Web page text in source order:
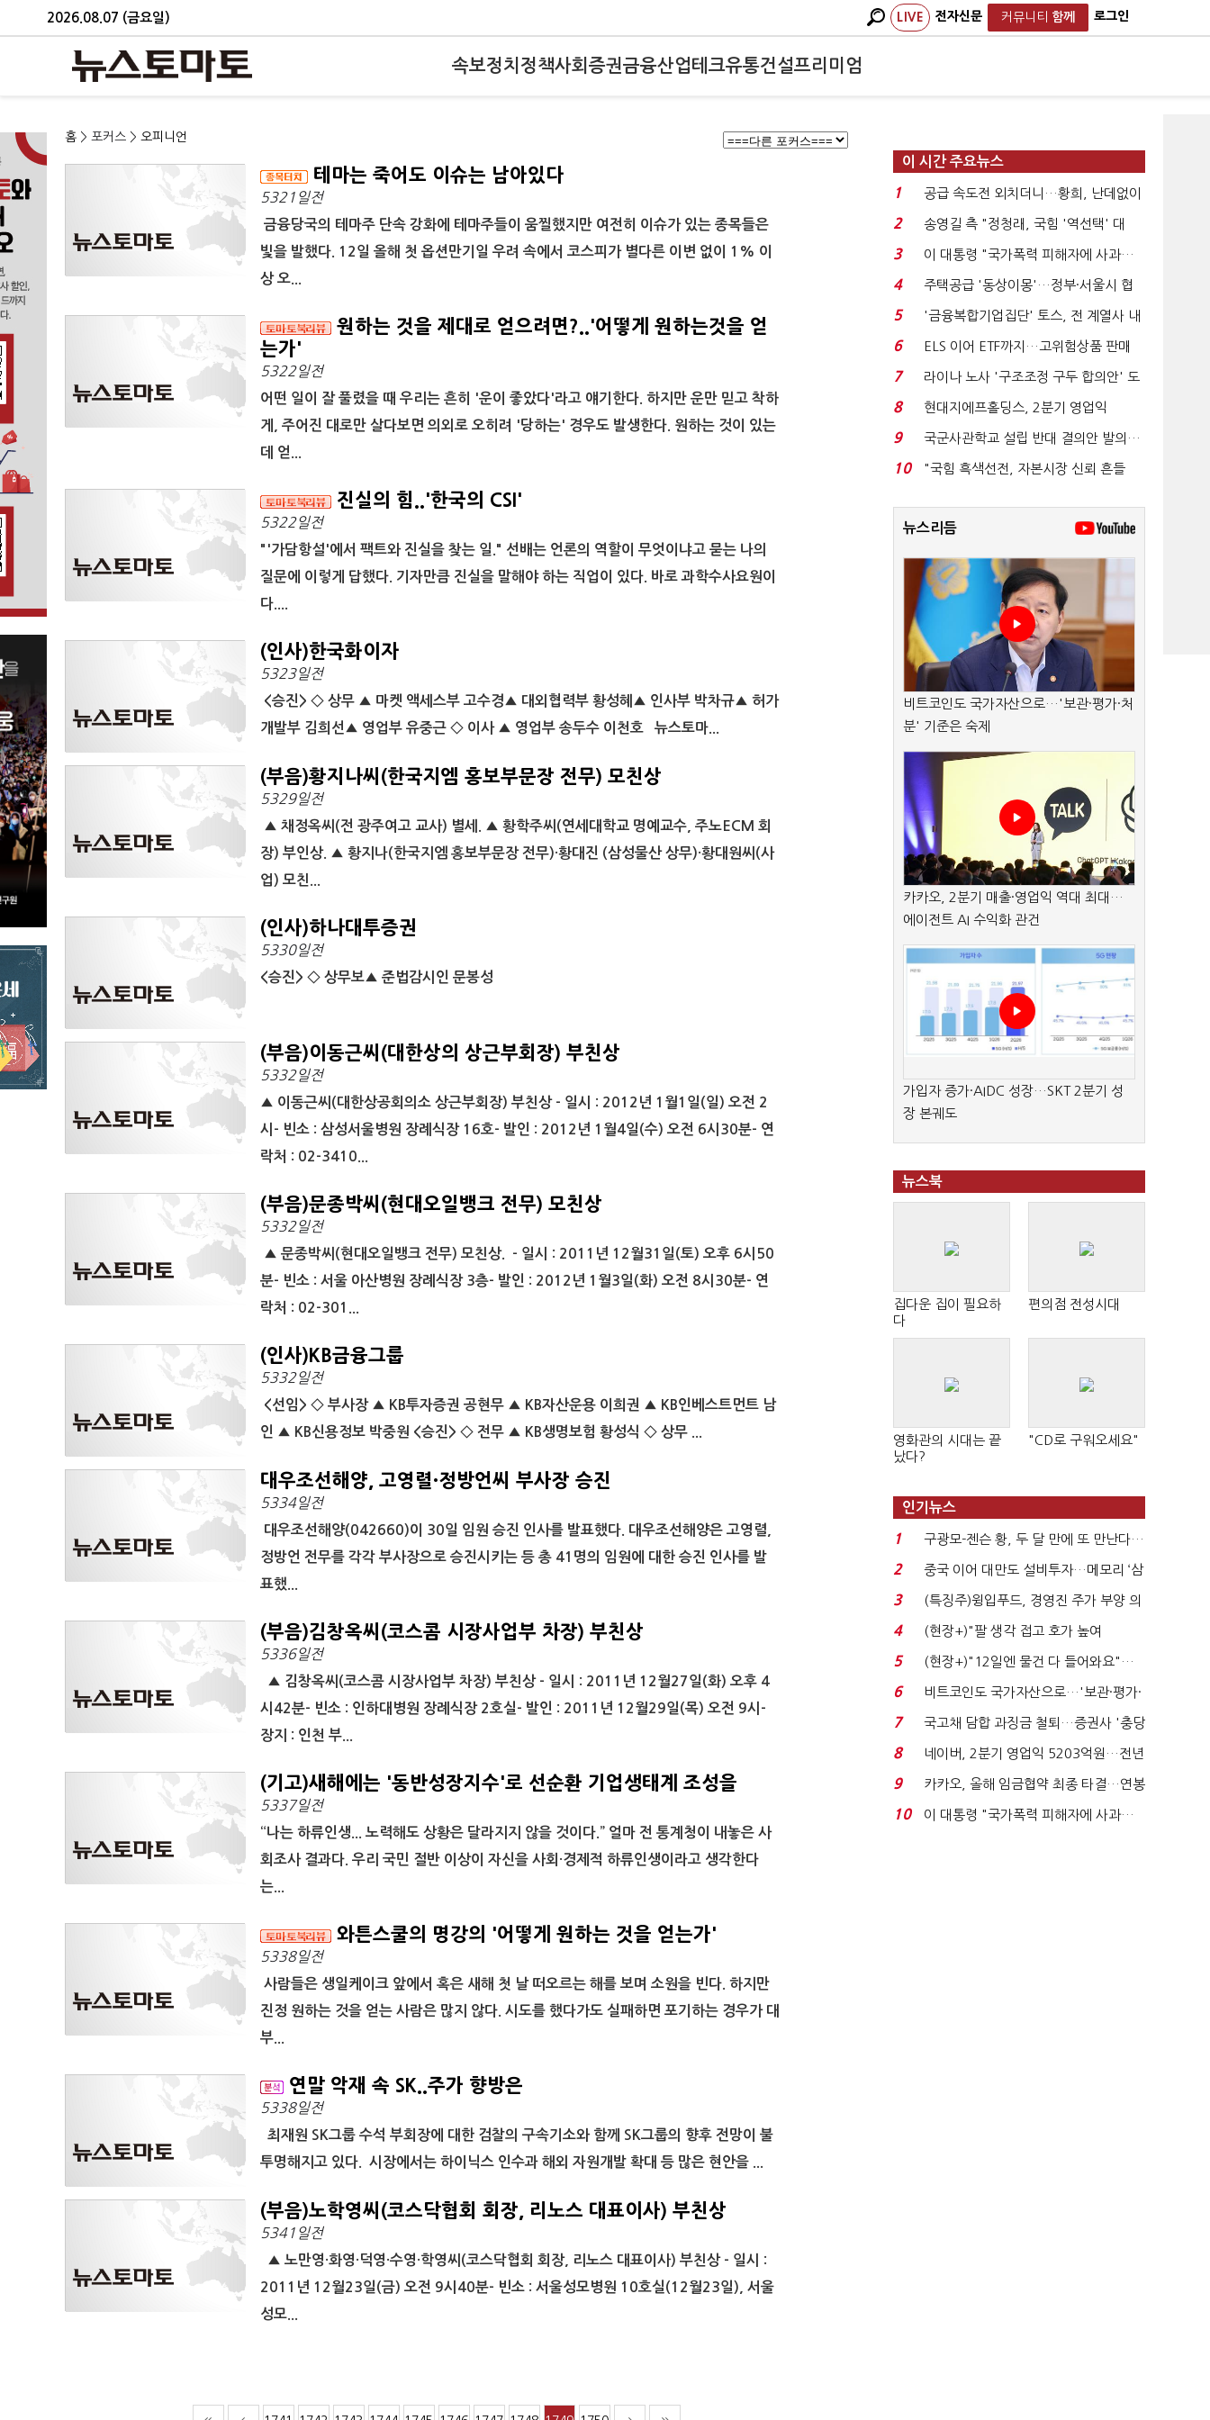
2026.08.07 (금요일) LIVE 전자신문 커뮤니티 함께 로그인
속보정치 정책사회 증권금융산업테크유통건설프리미엄
홈 > 포커스 > 오피니언
테마는 죽어도 이슈는 남아있다
5321일전
금융당국의 테마주 단속 강화에 테마주들이 움찔했지만 여전히 이슈가 있는 종목들은
빛을 발했다. 12일 올해 첫 옵션만기일 우려 속에서 코스피가 별다른 이변 없이 1% 이
상 오...
원하는 것을 제대로 얻으려면?..'어떻게 원하는것을 얻
는가'
5322일전
어떤 일이 잘 풀렸을 때 우리는 흔히 '운이 좋았다'라고 얘기한다. 하지만 운만 믿고 착하
게, 주어진 대로만 살다보면 의외로 오히려 '당하는' 경우도 발생한다. 원하는 것이 있는
데 얻...
진실의 힘..'한국의 CSI'
5322일전
"‎'가담항설'에서 팩트와 진실을 찾는 일." 선배는 언론의 역할이 무엇이냐고 묻는 나의
질문에 이렇게 답했다. 기자만큼 진실을 말해야 하는 직업이 있다. 바로 과학수사요원이
다....
(인사)한국화이자
5323일전
<승진> ◇ 상무 ▲ 마켓 액세스부 고수경▲ 대외협력부 황성혜▲ 인사부 박차규▲ 허가
개발부 김희선▲ 영업부 유중근 ◇ 이사 ▲ 영업부 송두수 이천호 뉴스토마...
(부음)황지나씨(한국지엠 홍보부문장 전무) 모친상
5329일전
▲ 채정옥씨(전 광주여고 교사) 별세. ▲ 황학주씨(연세대학교 명예교수, 주노ECM 회
장) 부인상. ▲ 황지나(한국지엠 홍보부문장 전무)·황대진 (삼성물산 상무)·황대원씨(사
업) 모친...
(인사)하나대투증권
5330일전
<승진> ◇ 상무보▲ 준법감시인 문봉성
(부음)이동근씨(대한상의 상근부회장) 부친상
5332일전
▲ 이동근씨(대한상공회의소 상근부회장) 부친상 - 일시 : 2012년 1월1일(일) 오전 2
시- 빈소 : 삼성서울병원 장례식장 16호- 발인 : 2012년 1월4일(수) 오전 6시30분- 연
락처 : 02-3410...
(부음)문종박씨(현대오일뱅크 전무) 모친상
5332일전
▲ 문종박씨(현대오일뱅크 전무) 모친상. - 일시 : 2011년 12월31일(토) 오후 6시50
분- 빈소 : 서울 아산병원 장례식장 3층- 발인 : 2012년 1월3일(화) 오전 8시30분- 연
락처 : 02-301...
(인사)KB금융그룹
5332일전
<선임> ◇ 부사장 ▲ KB투자증권 공현무 ▲ KB자산운용 이희권 ▲ KB인베스트먼트 남
인 ▲ KB신용정보 박중원 <승진> ◇ 전무 ▲ KB생명보험 황성식 ◇ 상무 ...
대우조선해양, 고영렬·정방언씨 부사장 승진
5334일전
대우조선해양(042660)이 30일 임원 승진 인사를 발표했다. 대우조선해양은 고영렬,
정방언 전무를 각각 부사장으로 승진시키는 등 총 41명의 임원에 대한 승진 인사를 발
표했...
(부음)김창옥씨(코스콤 시장사업부 차장) 부친상
5336일전
▲ 김창옥씨(코스콤 시장사업부 차장) 부친상 - 일시 : 2011년 12월27일(화) 오후 4
시42분- 빈소 : 인하대병원 장례식장 2호실- 발인 : 2011년 12월29일(목) 오전 9시-
장지 : 인천 부...
(기고)새해에는 '동반성장지수'로 선순환 기업생태계 조성을
5337일전
“나는 하류인생... 노력해도 상황은 달라지지 않을 것이다.” 얼마 전 통계청이 내놓은 사
회조사 결과다. 우리 국민 절반 이상이 자신을 사회·경제적 하류인생이라고 생각한다
는...
와튼스쿨의 명강의 '어떻게 원하는 것을 얻는가'
5338일전
사람들은 생일케이크 앞에서 혹은 새해 첫 날 떠오르는 해를 보며 소원을 빈다. 하지만
진정 원하는 것을 얻는 사람은 많지 않다. 시도를 했다가도 실패하면 포기하는 경우가 대
부...
연말 악재 속 SK..주가 향방은
5338일전
최재원 SK그룹 수석 부회장에 대한 검찰의 구속기소와 함께 SK그룹의 향후 전망이 불
투명해지고 있다. 시장에서는 하이닉스 인수과 해외 자원개발 확대 등 많은 현안을 ...
(부음)노학영씨(코스닥협회 회장, 리노스 대표이사) 부친상
5341일전
▲ 노만영·화영·덕영·수영·학영씨(코스닥협회 회장, 리노스 대표이사) 부친상 - 일시 :
2011년 12월23일(금) 오전 9시40분- 빈소 : 서울성모병원 10호실(12월23일), 서울
성모...
이 시간 주요뉴스
1
공급 속도전 외치더니…황희, 난데없이
'폐버스 리모델링...
2
송영길 측 "정청래, 국힘 '역선택' 대
상…민주당 대표로 총...
3
이 대통령 "국가폭력 피해자에 사과…
적극적 조사로 진...
4
주택공급 '동상이몽'…정부·서울시 협
력 없으면 '공수표'...
5
'금융복합기업집단' 토스, 전 계열사 내
부통제 표준화 ...
6
ELS 이어 ETF까지…고위험상품 판매
제동 걸린 은행 ...
7
라이나 노사 '구조조정 구두 합의안' 도
출
8
현대지에프홀딩스, 2분기 영업익
15.6%↑…500억 규모 ...
9
국군사관학교 설립 반대 결의안 발의…
유용원 "정치적 ...
10
"국힘 흑색선전, 자본시장 신뢰 흔들
뉴스리듬
비트코인도 국가자산으로…'보관·평가·처
분' 기준은 숙제
카카오, 2분기 매출·영업익 역대 최대…
에이전트 AI 수익화 관건
가입자 증가·AIDC 성장…SKT 2분기 성
장 본궤도
뉴스북
집다운 집이 필요하
다
편의점 전성시대
영화관의 시대는 끝
났다?
"CD로 구워오세요"
인기뉴스
1
구광모-젠슨 황, 두 달 만에 또 만난다…
로봇·AI 등 논...
2
중국 이어 대만도 설비투자…메모리 ‘삼
국전쟁’
3
(특징주)윙입푸드, 경영진 주가 부양 의
지에 상한가...
4
(현장+)"팔 생각 접고 호가 높여
요"…'덜 똘똘한 한 채' 20...
5
(현장+)"12일엔 물건 다 들어와요"…
빈 매대 채우며 문 연 ...
6
비트코인도 국가자산으로…'보관·평가·
처분' 기준은 ...
7
국고채 담합 과징금 철퇴…증권사 '충당
금 폭탄' 우려...
8
네이버, 2분기 영업익 5203억원…전년
비 0.2% 감소...
9
카카오, 올해 임금협약 최종 타결…연봉
6.3% 인상·격려...
10
이 대통령 "국가폭력 피해자에 사과…